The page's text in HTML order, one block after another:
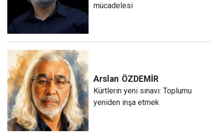
mücadelesi
Arslan ÖZDEMİR
Kürtlerin yeni sınavı: Toplumu
yeniden inşa etmek